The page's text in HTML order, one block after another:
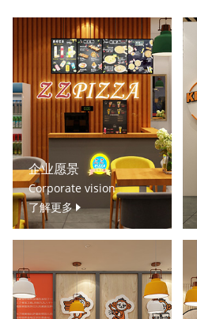
企业愿景
Corporate vision
了解更多